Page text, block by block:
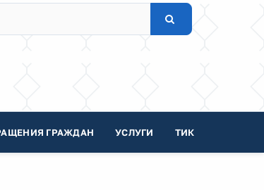
ГРАЖДАН УСЛУГИ ТИК